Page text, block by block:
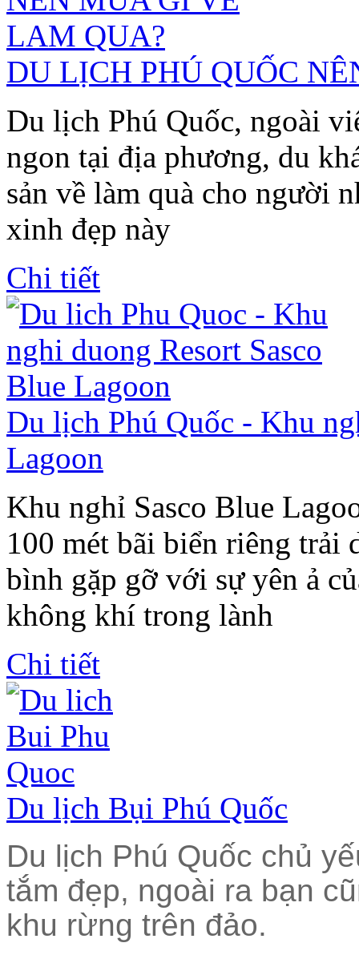
DU LỊCH PHÚ QUỐC
Du lịch Phú Quốc, ngoài
ngon tại địa phương, du
sản về làm quà cho người
xinh đẹp này
Chi tiết
Du lịch Phú Quốc - Khu
Lagoon
Khu nghỉ Sasco Blue
100 mét bãi biển riêng trải
bình gặp gỡ với sự yên ả
không khí trong lành
Chi tiết
Du lịch Bụi Phú Quốc
Du lịch Phú Quốc chủ
tắm đẹp, ngoài ra bạn
khu rừng trên đảo.